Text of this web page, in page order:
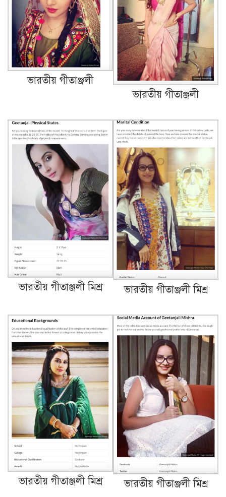
ভারতীয় গীতাঞ্জলী
ভারতীয় গীতাঞ্জলী
ভারতীয় গীতাঞ্জলী মিশ্র ভারতীয় গীতাঞ্জলী মিশ্র
ভারতীয় গীতাঞ্জলী মিশ্র ভারতীয় গীতাঞ্জলী মিশ্র